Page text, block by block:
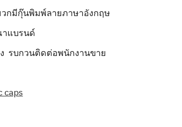
กมีกุ๊นพิมพ์ลายภาษาอังกฤษ
แบรนด์
รบกวนติดต่อพนักงานขาย
caps